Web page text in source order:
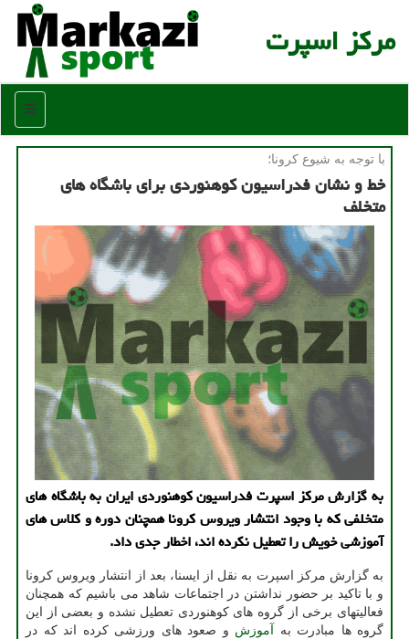
مركز اسپرت
منو
با توجه به شیوع كرونا؛
خط و نشان فدراسیون كوهنوردی برای باشگاه های
متخلف
به گزارش مركز اسپرت فدراسیون كوهنوردی ایران به باشگاه های
متخلفی كه با وجود انتشار ویروس كرونا همچنان دوره و كلاس های
آموزشی خویش را تعطیل نكرده اند، اخطار جدی داد.
به گزارش مركز اسپرت به نقل از ایسنا، بعد از انتشار ویروس كرونا
و با تاكید بر حضور نداشتن در اجتماعات شاهد می باشیم كه همچنان
فعالیتهای برخی از گروه های كوهنوردی تعطیل نشده و بعضی از این
گروه ها مبادرت به
آموزش و صعود های ورزشی كرده اند كه در